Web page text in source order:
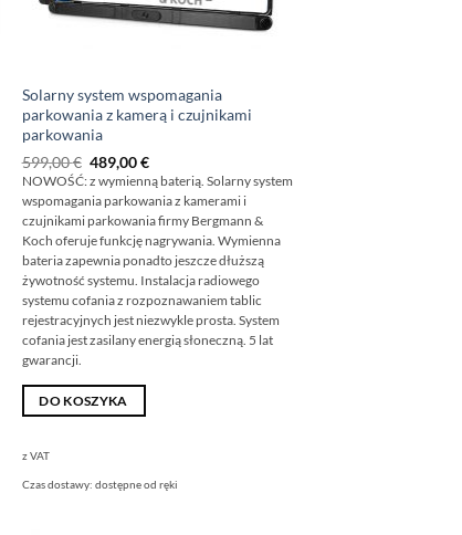
Solarny system wspomagania
parkowania z kamerą i czujnikami
parkowania
599,00€ Pierwotna
cena
wynosiła:
599,00
€
489,00€Obecna
cena
wynosi:
489,00
€.
NOWOŚĆ: z wymienną baterią. Solarny system
wspomagania parkowania z kamerami i
czujnikami parkowania firmy Bergmann &
Koch oferuje funkcję nagrywania. Wymienna
bateria zapewnia ponadto jeszcze dłuższą
żywotność systemu. Instalacja radiowego
systemu cofania z rozpoznawaniem tablic
rejestracyjnych jest niezwykle prosta. System
cofania jest zasilany energią słoneczną. 5 lat
gwarancji.
DO KOSZYKA
z VAT
Czas dostawy: dostępne od ręki